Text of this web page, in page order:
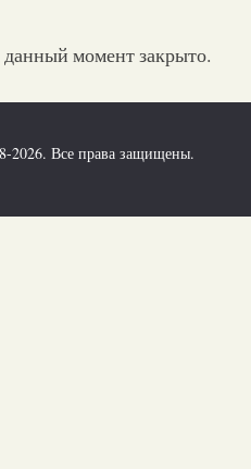
момент закрыто.
2026. Все права защищены.